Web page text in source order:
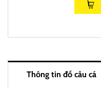
Thông tin đồ câu cá